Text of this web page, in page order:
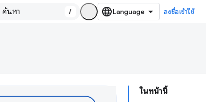
/ ลงชื่อเข้าใช้
ในหน้านี้